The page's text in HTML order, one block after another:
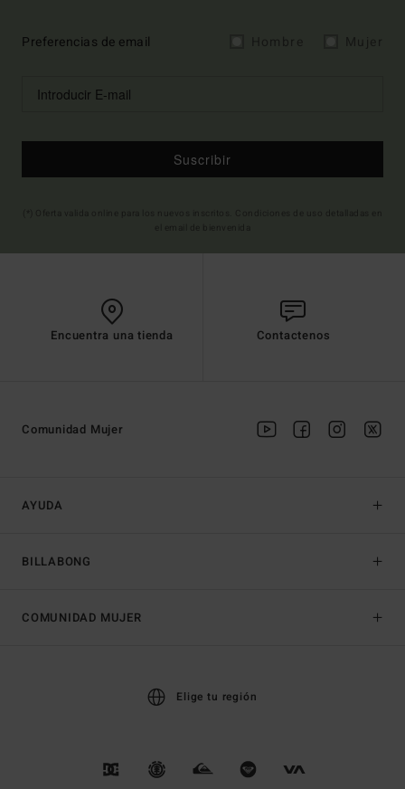
Preferencias de email
Suscribir
Encuentra una tienda Contactenos
AYUDA
BILLABONG
Comunidad Mujer
COMUNIDAD MUJER
Elige tu región